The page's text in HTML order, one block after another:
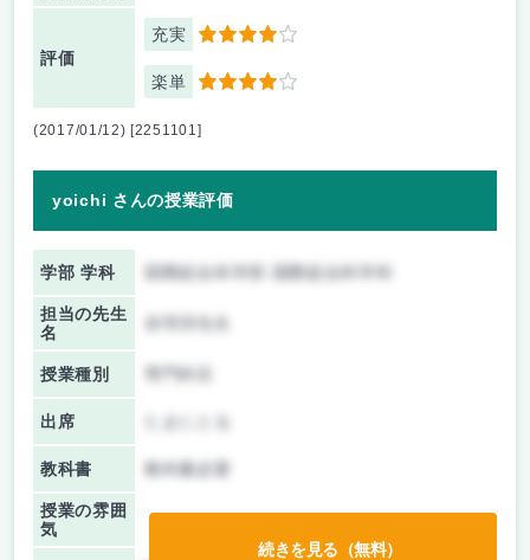
評価
充実 4
楽単 4
(2017/01/12) [2251101]
yoichi さんの授業評価
学部 学科 国際総合科学部 国際総合科学科
担当の先生
名
授業種別
出席
教科書 教科書必要
授業の雰囲
気
続きを見る（無料）